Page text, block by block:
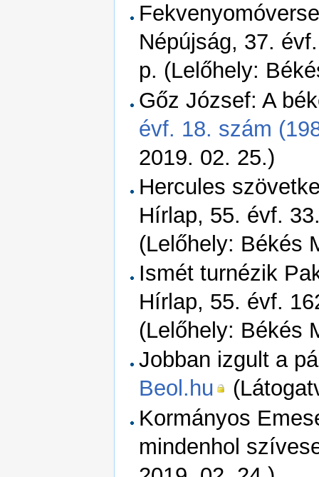
Népújság, 37.
p. (Lelőhely:
Gőz József: A
évf. 18. szám
2019. 02. 25.)
Hercules
Hírlap, 55. évf.
(Lelőhely: Békés
Ismét turnézik
Hírlap, 55. évf.
(Lelőhely: Békés
Jobban izgult a
Beol.hu
Kormányos
mindenhol